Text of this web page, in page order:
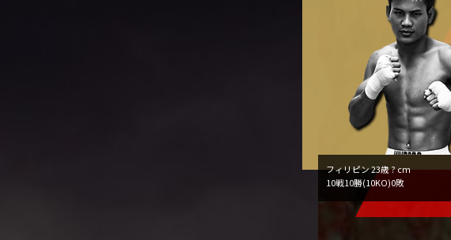
フィリピン 23歳 ? cm
10戦10勝(10KO)0敗